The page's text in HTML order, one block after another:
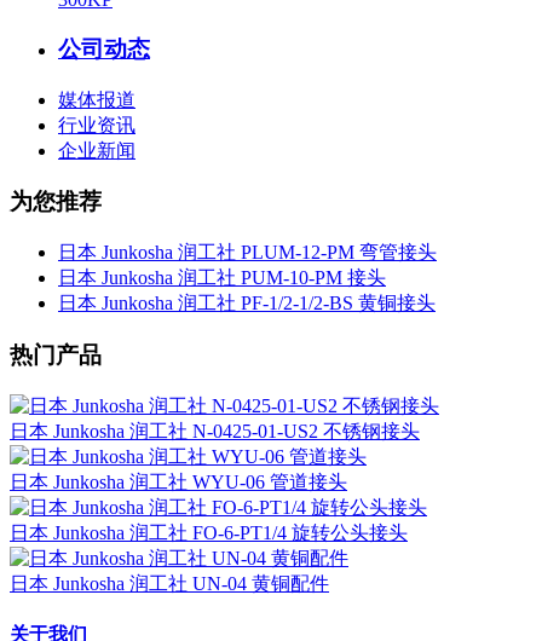
公司动态
媒体报道
行业资讯
企业新闻
为您推荐
日本 Junkosha 润工社 PLUM-12-PM 弯管接头
日本 Junkosha 润工社 PUM-10-PM 接头
日本 Junkosha 润工社 PF-1/2-1/2-BS 黄铜接头
热门产品
日本 Junkosha 润工社 N-0425-01-US2 不锈钢接头
日本 Junkosha 润工社 WYU-06 管道接头
日本 Junkosha 润工社 FO-6-PT1/4 旋转公头接头
日本 Junkosha 润工社 UN-04 黄铜配件
关于我们